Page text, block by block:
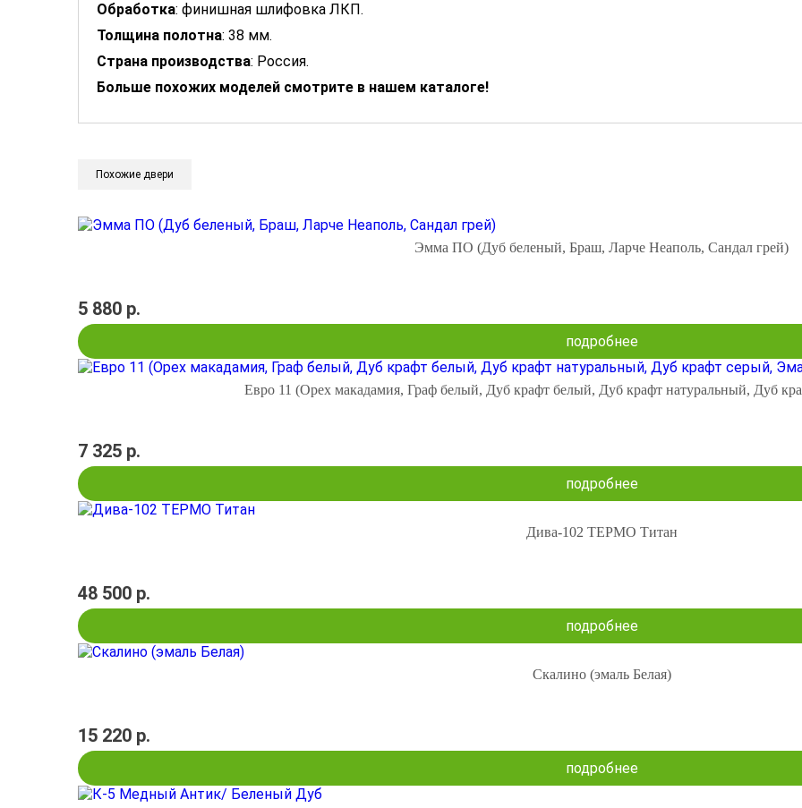
Обработка: финишная шлифовка ЛКП.
Толщина полотна: 38 мм.
Страна производства: Россия.
Больше похожих моделей смотрите в нашем каталоге!
Похожие двери
Эмма ПО (Дуб беленый, Браш, Ларче Неаполь, Сандал грей)
5 880 р.
подробнее
Евро 11 (Орех макадамия, Граф белый, Дуб крафт белый, Дуб крафт натуральный, Дуб
7 325 р.
подробнее
Дива-102 ТЕРМО Титан
48 500 р.
подробнее
Скалино (эмаль Белая)
15 220 р.
подробнее